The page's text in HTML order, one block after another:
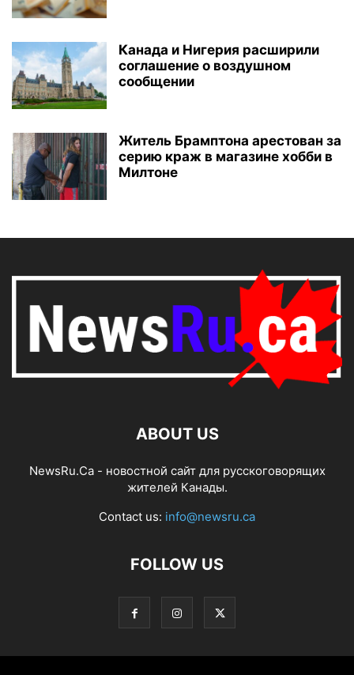
Канада и Нигерия расширили
соглашение о воздушном
сообщении
Житель Брамптона арестован за
серию краж в магазине хобби в
Милтоне
ABOUT US
NewsRu.Ca - новостной сайт для русскоговорящих
жителей Канады.
Contact us: info@newsru.ca
FOLLOW US